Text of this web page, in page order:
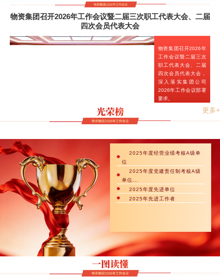
物资集团召开2026年工作会议暨二届三次职工代表大会、二届
四次会员代表大会
物资集团召开2026年
工作会议暨二届三次
职工代表大会、二届
四次会员代表大会，
深入落实集团公司
2026年工作会议部署
要求。
更多+
2025年度经营业绩考核A级单
位
2025年度党建责任制考核A级
单位...
2025年度先进单位
2025年先进工作者